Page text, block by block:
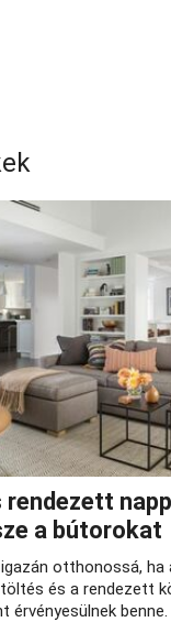
rendezett
a bútorokat
otthonossá, ha
és a rendezett
érvényesülnek benne.